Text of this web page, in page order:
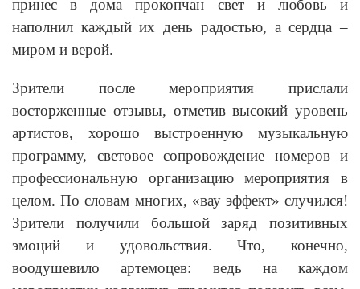
принес в дома прокопчан свет и любовь и
наполнил каждый их день радостью, а сердца –
миром и верой.
Зрители после мероприятия прислали
восторженные отзывы, отметив высокий уровень
артистов, хорошо выстроенную музыкальную
программу, световое сопровождение номеров и
профессиональную организацию мероприятия в
целом. По словам многих, «вау эффект» случился!
Зрители получили большой заряд позитивных
эмоций и удовольствия. Что, конечно,
воодушевило артемоцев: ведь на каждом